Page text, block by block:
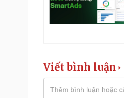
Viết bình luận